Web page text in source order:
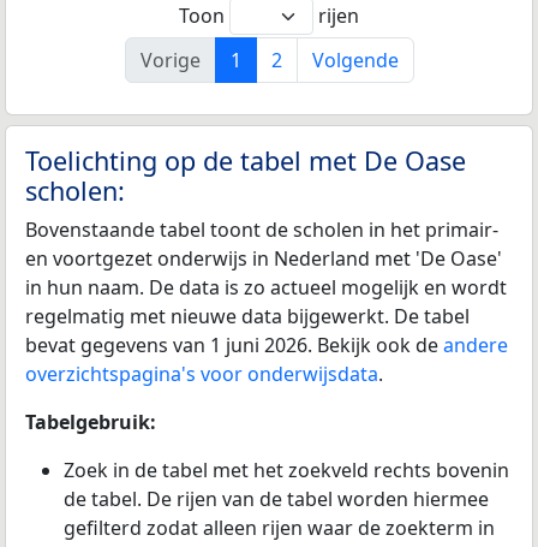
Toon
rijen
Vorige
1 2 Volgende
Toelichting op de tabel met De Oase
scholen:
Bovenstaande tabel toont de scholen in het primair-
en voortgezet onderwijs in Nederland met 'De Oase'
in hun naam. De data is zo actueel mogelijk en wordt
regelmatig met nieuwe data bijgewerkt. De tabel
bevat gegevens van 1 juni 2026. Bekijk ook deandere
overzichtspagina's voor onderwijsdata.
Tabelgebruik:
Zoek in de tabel met het zoekveld rechts bovenin
de tabel. De rijen van de tabel worden hiermee
gefilterd zodat alleen rijen waar de zoekterm in